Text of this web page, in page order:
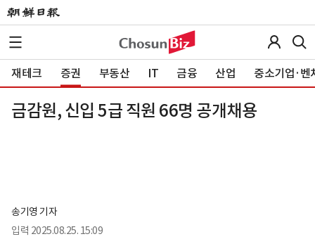
재테크 증권 부동산 IT 금융 산업 중소기업·벤
금감원, 신입 5급 직원 66명 공개채용
송기영 기자
입력 2025.08.25. 15:09